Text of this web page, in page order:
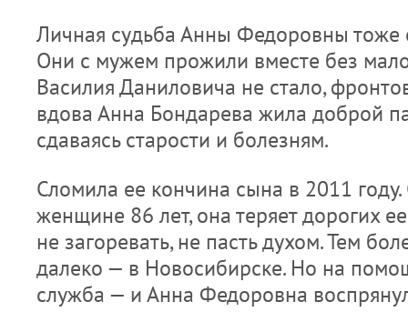
Личная судьба Анны Федоровны тоже
Они с мужем прожили вместе без
Василия Даниловича не стало,
вдова Анна Бондарева жила доброй
сдаваясь старости и болезням.
Сломила ее кончина сына в 2011
женщине 86 лет, она теряет дорогих
не загоревать, не пасть духом. Тем
далеко — в Новосибирске. Но на
служба — и Анна Федоровна